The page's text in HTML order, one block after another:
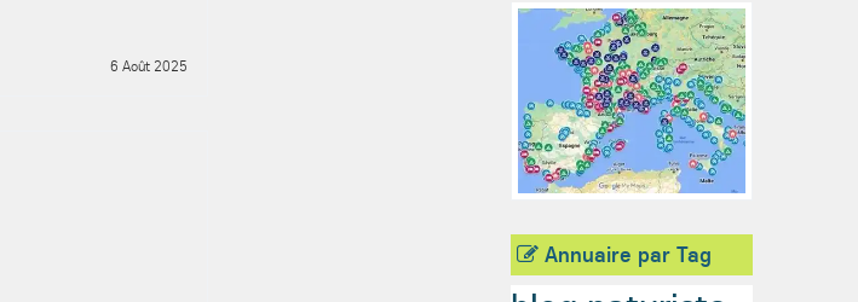
6 Août 2025
Annuaire par Tag